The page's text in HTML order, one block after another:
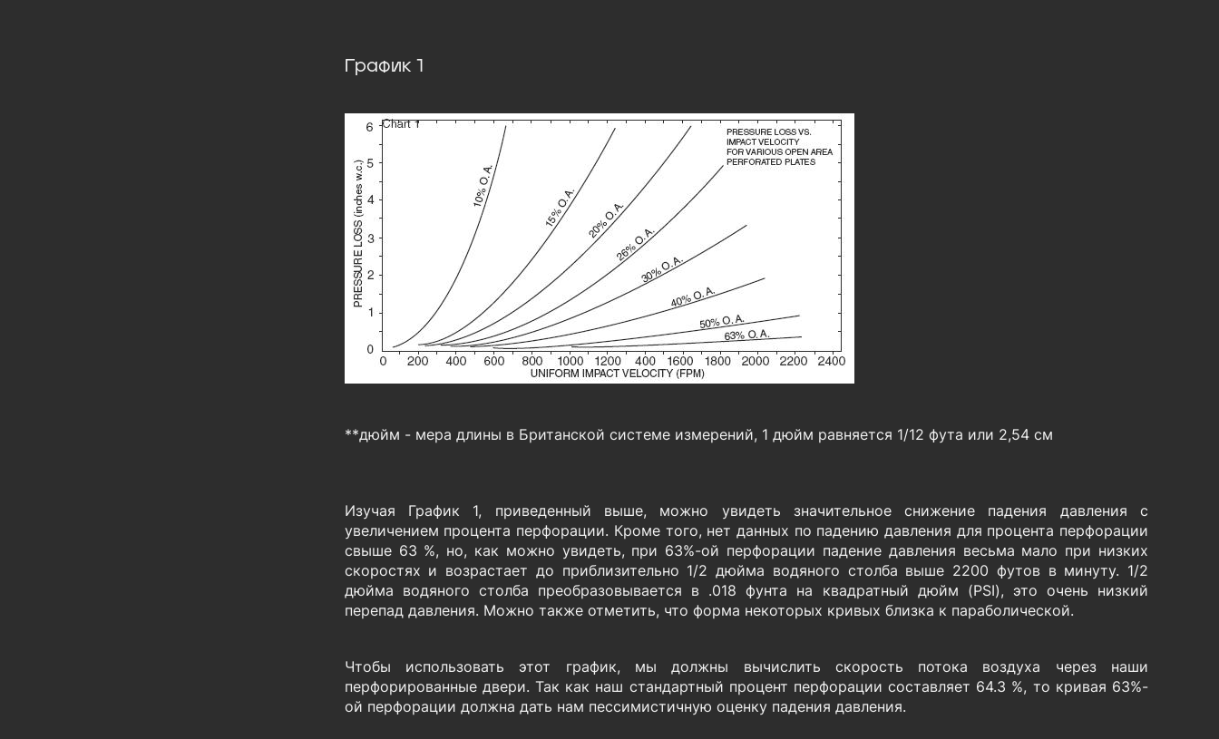
График 1
**дюйм - мера длины в Британской системе измерений, 1 дюйм равняется 1/12 фута или 2,54 см
Изучая График 1, приведенный выше, можно увидеть значительное снижение падения давления с
увеличением процента перфорации. Кроме того, нет данных по падению давления для процента перфорации
свыше 63 %, но, как можно увидеть, при 63%-ой перфорации падение давления весьма мало при низких
скоростях и возрастает до приблизительно 1/2 дюйма водяного столба выше 2200 футов в минуту. 1/2
дюйма водяного столба преобразовывается в .018 фунта на квадратный дюйм (PSI), это очень низкий
перепад давления. Можно также отметить, что форма некоторых кривых близка к параболической.
Чтобы использовать этот график, мы должны вычислить скорость потока воздуха через наши
перфорированные двери. Так как наш стандартный процент перфорации составляет 64.3 %, то кривая 63%-
ой перфорации должна дать нам пессимистичную оценку падения давления.